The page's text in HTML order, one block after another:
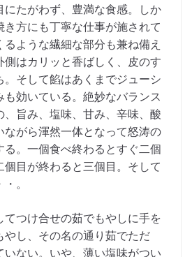
にたがわず、豊満な食感。しか
き方にも丁寧な仕事が施されて
ような繊細な部分も兼ね備え
側はカリッと香ばしく、皮のす
。そして餡はあくまでジューシ
も効いている。絶妙なバランス
、旨み、塩味、甘み、辛味、酸
ながら渾然一体となって怒涛の
る。一個食べ終わるとすぐ二個
個目が終わると三個目。そして
。
てつけ合せの茹でもやしに手を
やし、その名の通り茹でただ
いない。いや、薄い塩味がつい